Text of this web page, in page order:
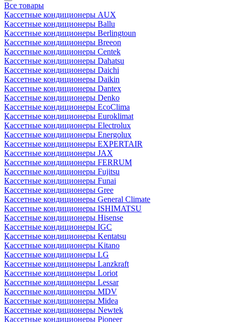
Все товары
Кассетные кондиционеры AUX
Кассетные кондиционеры Ballu
Кассетные кондиционеры Berlingtoun
Кассетные кондиционеры Breeon
Кассетные кондиционеры Centek
Кассетные кондиционеры Dahatsu
Кассетные кондиционеры Daichi
Кассетные кондиционеры Daikin
Кассетные кондиционеры Dantex
Кассетные кондиционеры Denko
Кассетные кондиционеры EcoClima
Кассетные кондиционеры Euroklimat
Кассетные кондиционеры Electrolux
Кассетные кондиционеры Energolux
Кассетные кондиционеры EXPERTAIR
Кассетные кондиционеры JAX
Кассетные кондиционеры FERRUM
Кассетные кондиционеры Fujitsu
Кассетные кондиционеры Funai
Кассетные кондиционеры Gree
Кассетные кондиционеры General Climate
Кассетные кондиционеры ISHIMATSU
Кассетные кондиционеры Hisense
Кассетные кондиционеры IGC
Кассетные кондиционеры Kentatsu
Кассетные кондиционеры Kitano
Кассетные кондиционеры LG
Кассетные кондиционеры Lanzkraft
Кассетные кондиционеры Loriot
Кассетные кондиционеры Lessar
Кассетные кондиционеры MDV
Кассетные кондиционеры Midea
Кассетные кондиционеры Newtek
Кассетные кондиционеры Pioneer